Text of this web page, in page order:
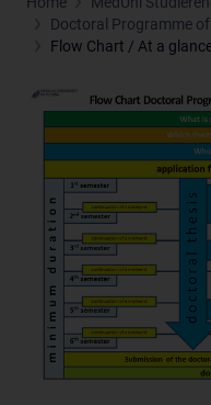
Doctoral Programme
Flow Chart / At a